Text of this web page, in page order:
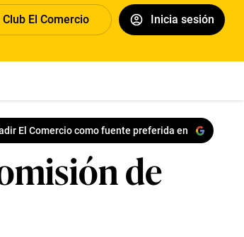
El Comercio Inicia sesión
El Comercio como fuente preferida en
de